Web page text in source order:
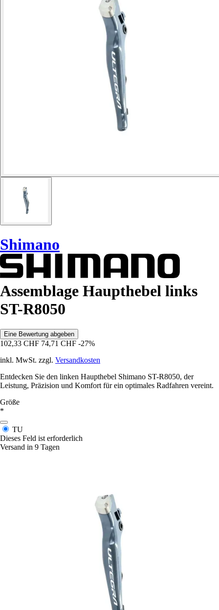
Shimano
Assemblage Haupthebel links
ST-R8050
Eine Bewertung abgeben
102,33 CHF 74,71 CHF -27%
inkl. MwSt. zzgl. Versandkosten
Entdecken Sie den linken Haupthebel Shimano ST-R8050, der
Leistung, Präzision und Komfort für ein optimales Radfahren vereint.
Größe
*
TU
Dieses Feld ist erforderlich
Versand in 9 Tagen